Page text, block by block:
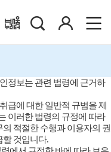
배움누리터
정보는 관련 법령에 근거하
급에 대한 일반적 규범을 제
이러한 법령의 규정에 따라
적절한 수행과 이용자의 권
할 것입니다.